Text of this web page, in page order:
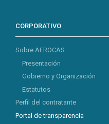
CORPORATIVO
Sobre AEROCAS
Presentación
Gobierno y Organización
Estatutos
Perfil del contratante
Portal de transparencia